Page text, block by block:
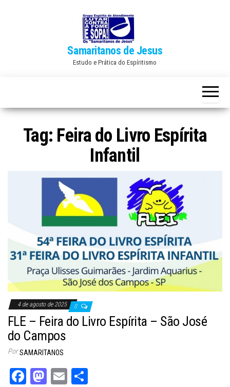
Samaritanos de Jesus
Estudo e Prática do Espíritismo
Tag: Feira do Livro Espírita
Infantil
4 de agosto de 2025 0
FLE – Feira do Livro Espírita – São José
do Campos
Por SAMARITANOS
Fa M
E